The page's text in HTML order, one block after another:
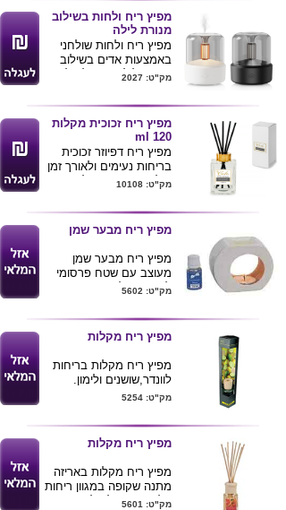
ניתן להוסיף טיפות שמן או
בושם שאוהבים .
מידות 10X10X10 ס"מ
ניתן להדפיס לוגו ע"ג
המוצר .
מפיץ ריח ולחות בשילוב
מנורת לילה
מפיץ ריח ולחות שולחני
באמצעות אדים בשילוב
מנורת לילה , פועל על
בערכה )
ניתן להוסיף טיפות שמן או
בושם שאוהבים .
מידות 9.5X9.5X15 ס"מ
ניתן להדפיס לוגו ע"ג
המוצר .
מק"ט: 2027
מפיץ ריח זכוכית מקלות
120 ml
מפיץ ריח דפיוזר זכוכית
בריחות נעימים ולאורך זמן
וניל , פינק פפר , לבנדר
120 מ"ל
מגיע באריזה ניתן להדפיס
מק"ט: 10108
מפיץ ריח מבער שמן
מפיץ ריח מבער שמן
מעוצב עם שטח פרסומי
להדפסת לוגו , מגיע
וניל וניחוח ים .
מק"ט: 5602
מפיץ ריח מקלות
מפיץ ריח מקלות בריחות
לוונדר,שושנים ולימון.
מק"ט: 5254
מפיץ ריח מקלות
מפיץ ריח מקלות באריזה
מתנה שקופה במגוון ריחות
: לבנדר , וניל , לימון
מק"ט: 5601